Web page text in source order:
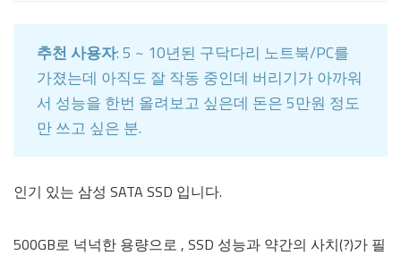
추천 사용자: 5 ~ 10년된 구닥다리 노트북/PC를
가졌는데 아직도 잘 작동 중인데 버리기가 아까워
서 성능을 한번 올려보고 싶은데 돈은 5만원 정도
만 쓰고 싶은 분.
인기 있는 삼성 SATA SSD 입니다.
500GB로 넉넉한 용량으로 , SSD 성능과 약간의 사치(?)가 필